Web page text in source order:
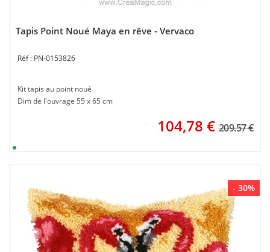
Tapis Point Noué Maya en rêve - Vervaco
PN-0153826
Kit tapis au point noué
Dim de l'ouvrage 55 x 65 cm
104,78 € 209.57 €
- 30%